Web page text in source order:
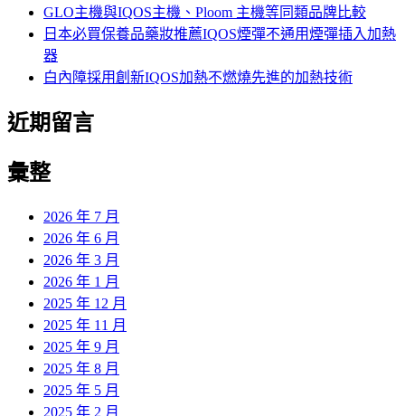
GLO主機與IQOS主機、Ploom 主機等同類品牌比較
日本必買保養品藥妝推薦IQOS煙彈不通用煙彈插入加熱
器
白內障採用創新IQOS加熱不燃燒先進的加熱技術
近期留言
彙整
2026 年 7 月
2026 年 6 月
2026 年 3 月
2026 年 1 月
2025 年 12 月
2025 年 11 月
2025 年 9 月
2025 年 8 月
2025 年 5 月
2025 年 2 月